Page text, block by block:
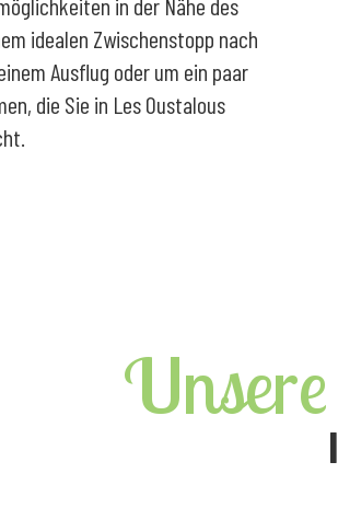
idealen Zwischenstopp nach
Ausflug oder um ein paar
die Sie in Les Oustalous